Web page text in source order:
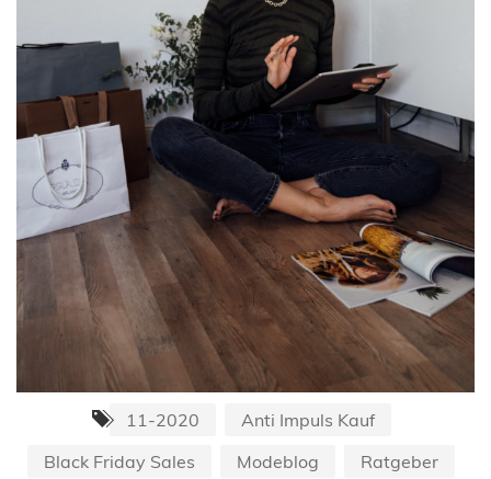
11-2020
Anti Impuls Kauf
Black Friday Sales
Modeblog
Ratgeber